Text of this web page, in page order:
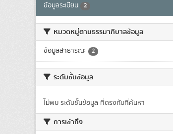
ข้อมูลระเบียน 2
หมวดหมู่ตามธรรมาภิบาลข้อมูล
ข้อมูลสาธารณะ 2
ระดับชั้นข้อมูล
ไม่พบ ระดับชั้นข้อมูล ที่ตรงกับที่ค้นหา
การเข้าถึง